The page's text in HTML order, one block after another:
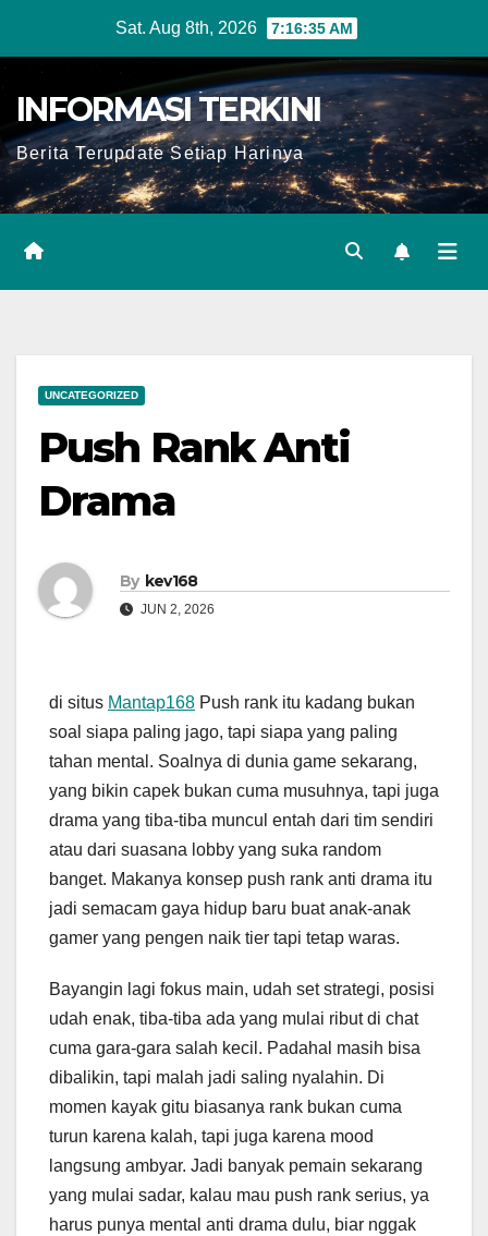
Sat. Aug 8th, 2026 7:16:36 AM
INFORMASI TERKINI
Berita Terupdate Setiap Harinya
UNCATEGORIZED
Push Rank Anti
Drama
By kev168
JUN 2, 2026
di situs Mantap168 Push rank itu kadang bukan
soal siapa paling jago, tapi siapa yang paling
tahan mental. Soalnya di dunia game sekarang,
yang bikin capek bukan cuma musuhnya, tapi juga
drama yang tiba-tiba muncul entah dari tim sendiri
atau dari suasana lobby yang suka random
banget. Makanya konsep push rank anti drama itu
jadi semacam gaya hidup baru buat anak-anak
gamer yang pengen naik tier tapi tetap waras.
Bayangin lagi fokus main, udah set strategi, posisi
udah enak, tiba-tiba ada yang mulai ribut di chat
cuma gara-gara salah kecil. Padahal masih bisa
dibalikin, tapi malah jadi saling nyalahin. Di
momen kayak gitu biasanya rank bukan cuma
turun karena kalah, tapi juga karena mood
langsung ambyar. Jadi banyak pemain sekarang
yang mulai sadar, kalau mau push rank serius, ya
harus punya mental anti drama dulu, biar nggak